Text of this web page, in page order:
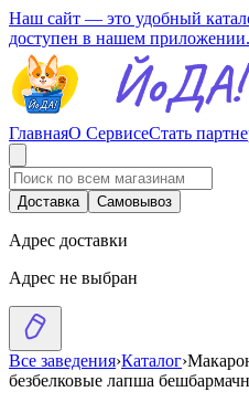
Наш сайт — это удобный
доступен в нашем приложении.
ГлавнаяО СервисеСтать
Доставка Самовывоз
Адрес доставки
Адрес не выбран
Все заведения›Каталог›
безбелковые лапша